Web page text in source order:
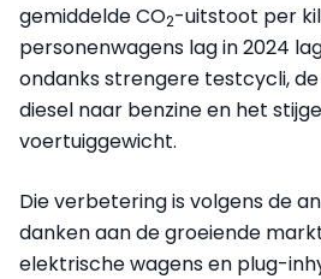
gemiddelde CO2-uitstoot per
personenwagens lag in 2024
ondanks strengere testcycli,
diesel naar benzine en het
voertuiggewicht.
Die verbetering is volgens de
danken aan de groeiende
elektrische wagens en plug-